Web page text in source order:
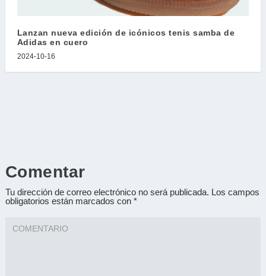
Lanzan nueva edición de icónicos tenis samba de
Adidas en cuero
2024-10-16
Comentar
Tu dirección de correo electrónico no será publicada. Los campos
obligatorios están marcados con *